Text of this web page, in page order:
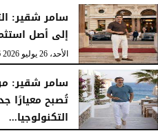
الأحد، 26 يوليو 2026 07:27 مـ
سامر شقير:
إلى أصل
الأحد، 26 يوليو 2026
سامر شقير:
تُصبح معيارًا
التكنولوجيا...